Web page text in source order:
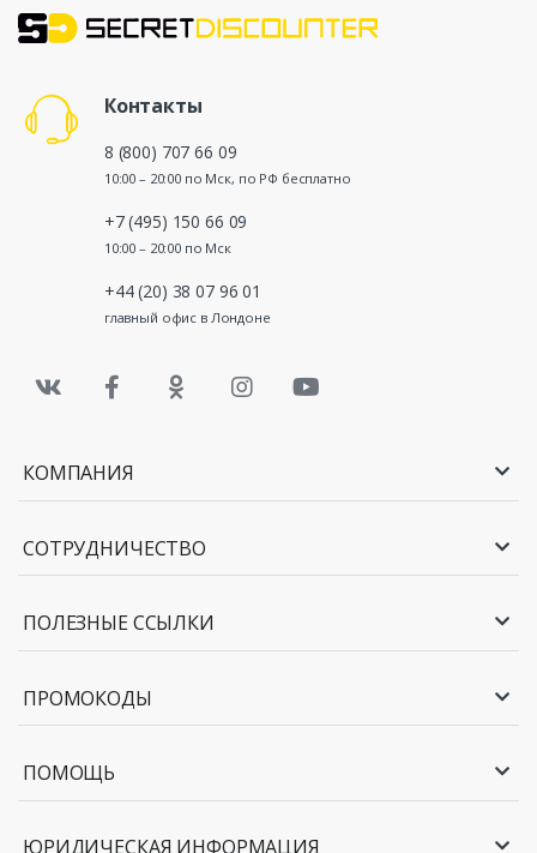
Контакты
8 (800) 707 66 09
10:00 – 20:00 по Мск, по РФ бесплатно
+7 (495) 150 66 09
10:00 – 20:00 по Мск
+44 (20) 38 07 96 01
главный офис в Лондоне
КОМПАНИЯ
СОТРУДНИЧЕСТВО
ПОЛЕЗНЫЕ ССЫЛКИ
ПРОМОКОДЫ
ПОМОЩЬ
ЮРИДИЧЕСКАЯ ИНФОРМАЦИЯ